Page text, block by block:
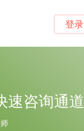
登录
速咨询通道